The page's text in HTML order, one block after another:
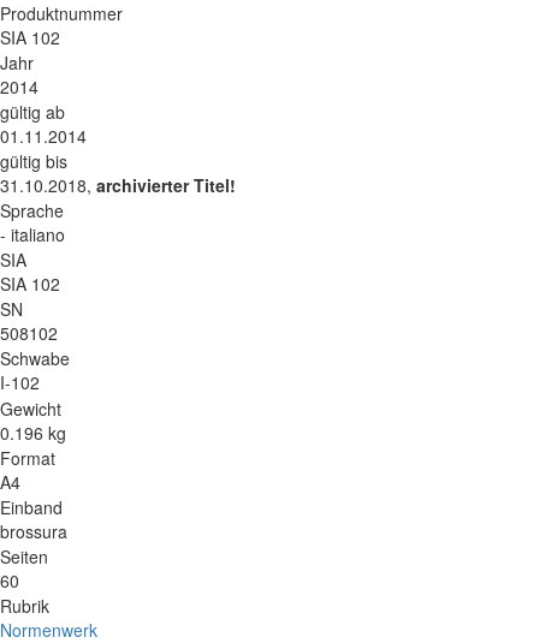
Produktnummer
SIA 102
Jahr
2014
gültig ab
01.11.2014
gültig bis
31.10.2018, archivierter Titel!
Sprache
- italiano
SIA
SIA 102
SN
508102
Schwabe
I-102
Gewicht
0.196 kg
Format
A4
Einband
brossura
Seiten
60
Rubrik
Normenwerk